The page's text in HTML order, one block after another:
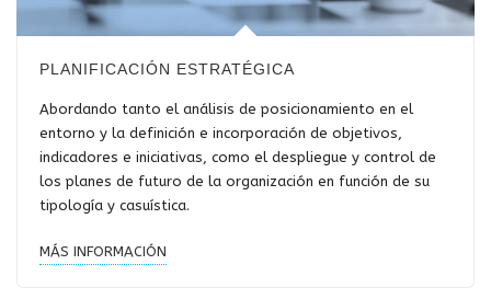
PLANIFICACIÓN ESTRATÉGICA
Abordando tanto el análisis de posicionamiento en el
entorno y la definición e incorporación de objetivos,
indicadores e iniciativas, como el despliegue y control de
los planes de futuro de la organización en función de su
tipología y casuística.
MÁS INFORMACIÓN